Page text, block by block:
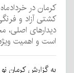
کرمان در
کشتی آزاد و
دیدارهای اصلی،
است و اهمیت
به گزارش کرمان